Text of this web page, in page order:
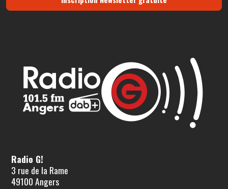
Radio G!
3 rue de la Rame
49100 Angers